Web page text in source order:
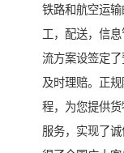
铁路和航空运
工，配送，信
流方案设签定
及时理赔。正
程，为您提供
服务，实现了